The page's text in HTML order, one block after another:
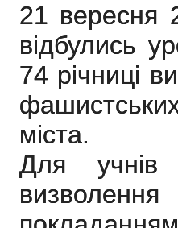
21
відбулись
74 річниці
міста.
Для
визволення